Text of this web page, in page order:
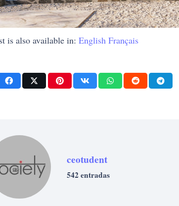
is also available in: English Français
ceotudent
542 entradas